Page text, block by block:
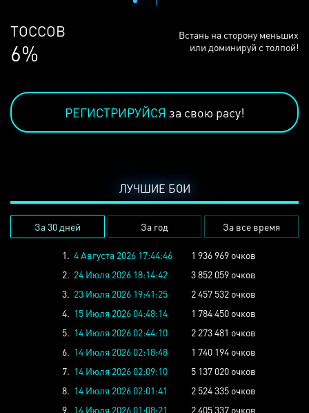
ЛЮДЕЙ
68%
Встань на сторону меньших
или доминируй с толпой!
РЕГИСТРИРУЙСЯ за свою расу!
ЛУЧШИЕ БОИ
За 30 дней За год За все время
1. 4 Августа 2026 17:44:46
1 936 969 очков
2. 24 Июля 2026 18:14:42
3 852 059 очков
3. 23 Июля 2026 19:41:25
2 457 532 очков
4. 15 Июля 2026 04:48:14
1 784 450 очков
5. 14 Июля 2026 02:44:10
2 273 481 очков
6. 14 Июля 2026 02:18:48
1 740 194 очков
7. 14 Июля 2026 02:09:10
5 137 020 очков
8. 14 Июля 2026 02:01:41
2 524 335 очков
9. 14 Июля 2026 01:08:21
2 405 337 очков